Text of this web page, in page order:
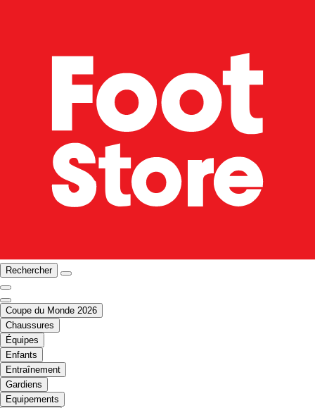
Rechercher
Coupe du Monde 2026
Chaussures
Équipes
Enfants
Entraînement
Gardiens
Equipements